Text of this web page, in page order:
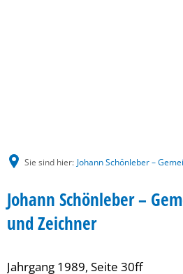
Sie sind hier: Johann Schönleber –
Johann Schönleber –
und Zeichner
Jahrgang 1989, Seite 30ff